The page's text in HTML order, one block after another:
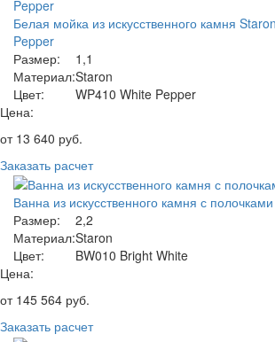
Белая мойка из искусственного камня
Pepper
Размер:
1,1
Материал:Staron
Цвет:
WP410 White Pepper
Цена:
от 13 640 руб.
Заказать расчет
Ванна из искусственного камня с
Размер:
2,2
Материал:Staron
Цвет:
BW010 Bright White
Цена:
от 145 564 руб.
Заказать расчет